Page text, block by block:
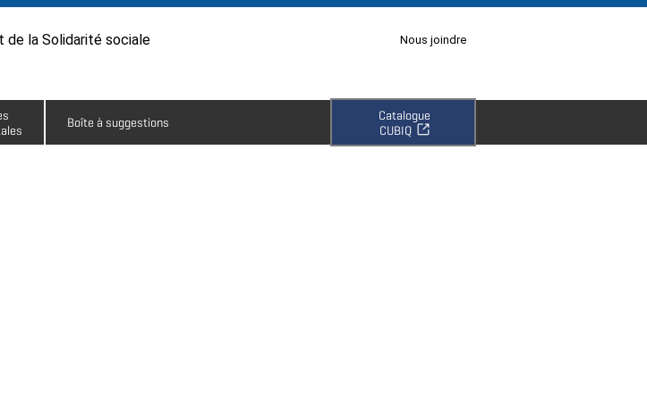
de la Solidarité sociale
Nous joindre
Boîte à suggestions
Catalogue
CUBIQ